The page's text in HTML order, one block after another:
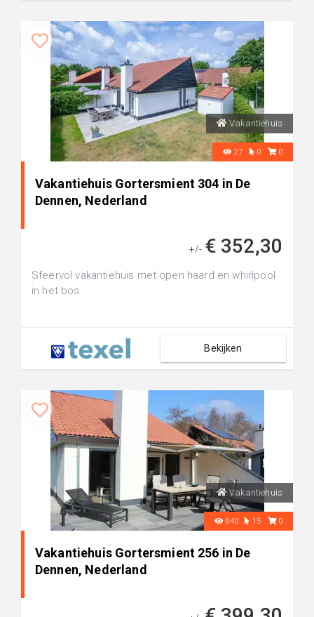
Vakantiehuis
27 0 0
Vakantiehuis Gortersmient 304 in De
Dennen, Nederland
+/- € 352,30
Sfeervol vakantiehuis met open haard en whirlpool
in het bos
Bekijken
Vakantiehuis
640 15 0
Vakantiehuis Gortersmient 256 in De
Dennen, Nederland